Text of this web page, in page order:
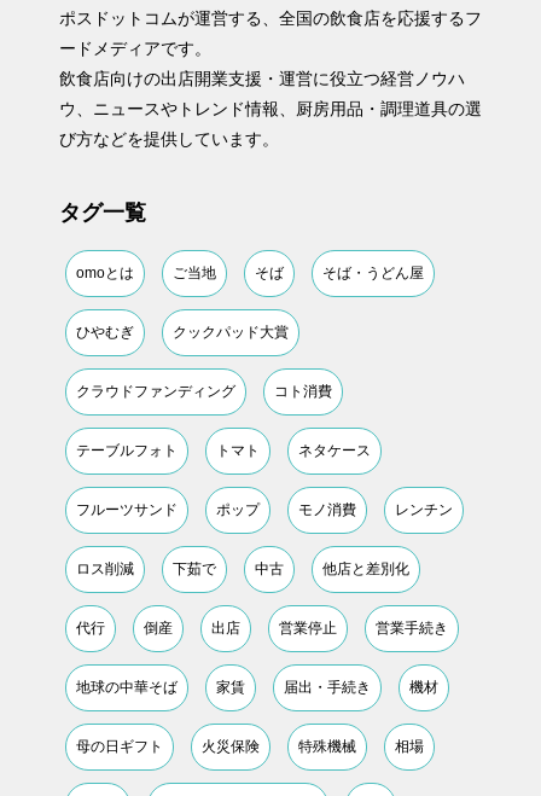
ポスドットコムが運営する、全国の飲食店を応援するフ
ードメディアです。
飲食店向けの出店開業支援・運営に役立つ経営ノウハ
ウ、ニュースやトレンド情報、厨房用品・調理道具の選
び方などを提供しています。
タグ一覧
omoとは ご当地 そば そば・うどん屋
ひやむぎ クックパッド大賞
クラウドファンディング コト消費
テーブルフォト トマト ネタケース
フルーツサンド ポップ モノ消費 レンチン
ロス削減 下茹で 中古 他店と差別化
代行 倒産 出店 営業停止 営業手続き
地球の中華そば 家賃 届出・手続き 機材
母の日ギフト 火災保険 特殊機械 相場